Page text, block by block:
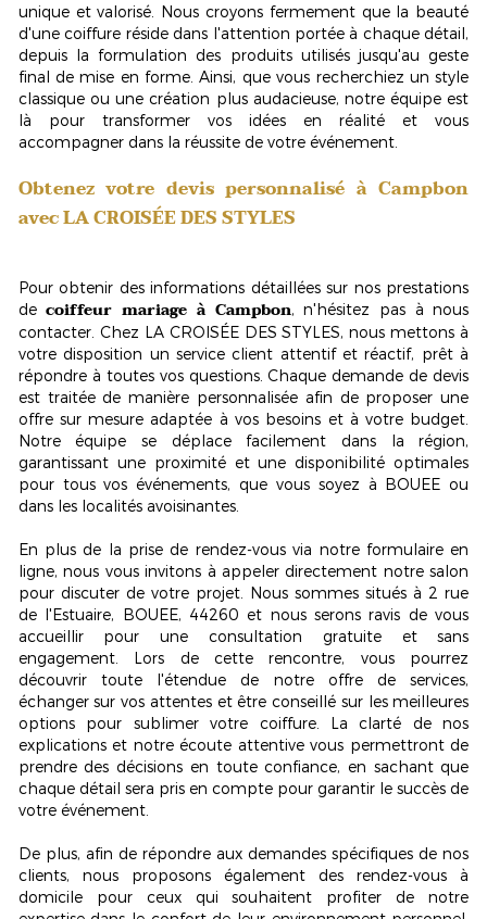
unique et valorisé. Nous croyons fermement que la beauté
d'une coiffure réside dans l'attention portée à chaque détail,
depuis la formulation des produits utilisés jusqu'au geste
final de mise en forme. Ainsi, que vous recherchiez un style
classique ou une création plus audacieuse, notre équipe est
là pour transformer vos idées en réalité et vous
accompagner dans la réussite de votre événement.
Obtenez votre devis personnalisé à Campbon
avec LA CROISÉE DES STYLES
Pour obtenir des informations détaillées sur nos prestations
decoiffeur mariage à Campbon, n'hésitez pas à nous
contacter. Chez LA CROISÉE DES STYLES, nous mettons à
votre disposition un service client attentif et réactif, prêt à
répondre à toutes vos questions. Chaque demande de devis
est traitée de manière personnalisée afin de proposer une
offre sur mesure adaptée à vos besoins et à votre budget.
Notre équipe se déplace facilement dans la région,
garantissant une proximité et une disponibilité optimales
pour tous vos événements, que vous soyez à BOUEE ou
dans les localités avoisinantes.
En plus de la prise de rendez-vous via notre formulaire en
ligne, nous vous invitons à appeler directement notre salon
pour discuter de votre projet. Nous sommes situés à 2 rue
de l'Estuaire, BOUEE, 44260 et nous serons ravis de vous
accueillir pour une consultation gratuite et sans
engagement. Lors de cette rencontre, vous pourrez
découvrir toute l'étendue de notre offre de services,
échanger sur vos attentes et être conseillé sur les meilleures
options pour sublimer votre coiffure. La clarté de nos
explications et notre écoute attentive vous permettront de
prendre des décisions en toute confiance, en sachant que
chaque détail sera pris en compte pour garantir le succès de
votre événement.
De plus, afin de répondre aux demandes spécifiques de nos
clients, nous proposons également des rendez-vous à
domicile pour ceux qui souhaitent profiter de notre